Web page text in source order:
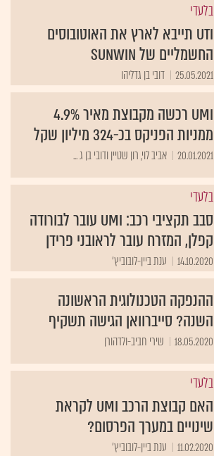
בלעדי
UTI תייבא לארץ את האוטובוסים
החשמליים של SUNWIN
25.05.2021 דובי בן גדליהו
UMI רכשה מקבוצת מאיר 4.9%
ממניות הפניקס בכ-324 מיליון שקל
20.01.2021 אביב לוי, רון שטיין ודובי בן ג ...
בלעדי
סבב תקציבי רכב: UMI עובר לבורודה
קפלן, המזרח עובר לראובני פרידן
14.10.2020 ענת ביין-לובוביץ'
ההנפקה הטכנולוגית הראשונה
השנה? סייברוואן הגישה תשקיף
18.05.2020 שירי חביב-ולדהורן
בלעדי
האם קבוצת הרכב UMI לקראת
שינויים במערך הפרסום?
11.02.2020 ענת ביין-לובוביץ'